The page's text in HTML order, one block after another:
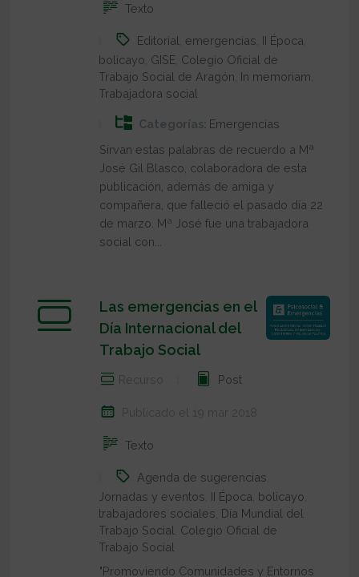
Texto
Editorial emergencias II Época
bolicayo GISE Colegio Oficial de
Trabajo Social de Aragón
In memoriam
Trabajadora social
Categorías: Emergencias
Sirvan estas palabras de recuerdo a Mª
José Gil Blasco, colaboradora de esta
publicación, además de amiga y
compañera, que falleció el pasado día 22
de marzo. Mª José fue una trabajadora
social con...
Las emergencias en el
Día Internacional del
Trabajo Social
Recurso Post
Publicado el 19 mar 2018
Texto
Agenda de sugerencias
Jornadas y eventos II Época bolicayo
trabajadores sociales Día Mundial del
Trabajo Social Colegio Oficial de
Trabajo Social
"Promoviendo Comunidades y Entornos